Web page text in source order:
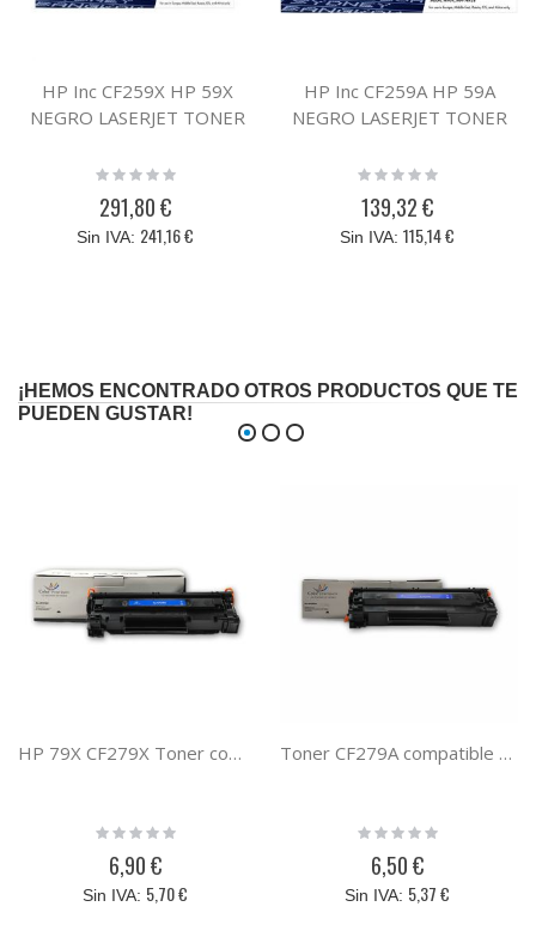
HP Inc CF259X HP 59X
NEGRO LASERJET TONER
Rating:
291,80 €
241,16 €
HP Inc CF259A HP 59A
NEGRO LASERJET TONER
Rating:
139,32 €
115,14 €
¡HEMOS ENCONTRADO OTROS PRODUCTOS QUE TE
PUEDEN GUSTAR!
HP 79X CF279X Toner compatible PREMIUM (2,5K)
Rating:
6,90 €
5,70 €
Toner CF279A compatible con HP 79A PREMIUM (1K)
Rating:
6,50 €
5,37 €